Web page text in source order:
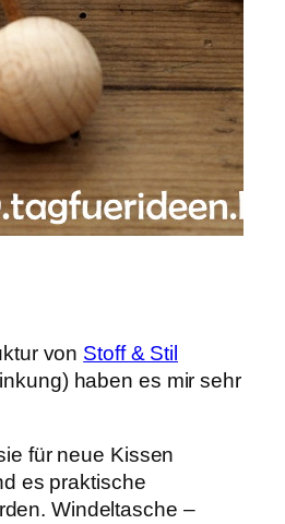
von Stoff & Stil
haben es mir sehr
für neue Kissen
es praktische
Windeltasche –